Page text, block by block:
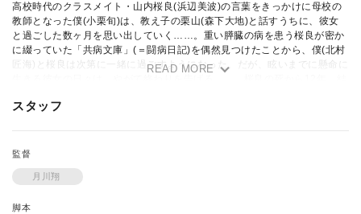
高校時代のクラスメイト・山内桜良(浜辺美波)の言葉をきっかけに母校の
教師となった僕(小栗旬)は、教え子の栗山(森下大地)と話すうちに、彼女
と過ごした数ヶ月を思い出していく……。重い膵臓の病を患う桜良が密か
に綴っていた「共病文庫」(＝闘病日記)を偶然見つけたことから、僕(北村
匠海)と桜良は次第に一緒に過ごすようになった。だが、眩いまでに懸命に
過ごした日々を思い出していた。そして、ある事をきっかけに、僕と恭子
READ MORE
スタッフ
監督
月川翔
脚本